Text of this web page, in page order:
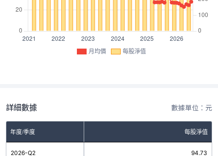
月均價 每股淨值
詳細數據 數據單位：元
年度/季度 每股淨值
2026-Q2 94.73